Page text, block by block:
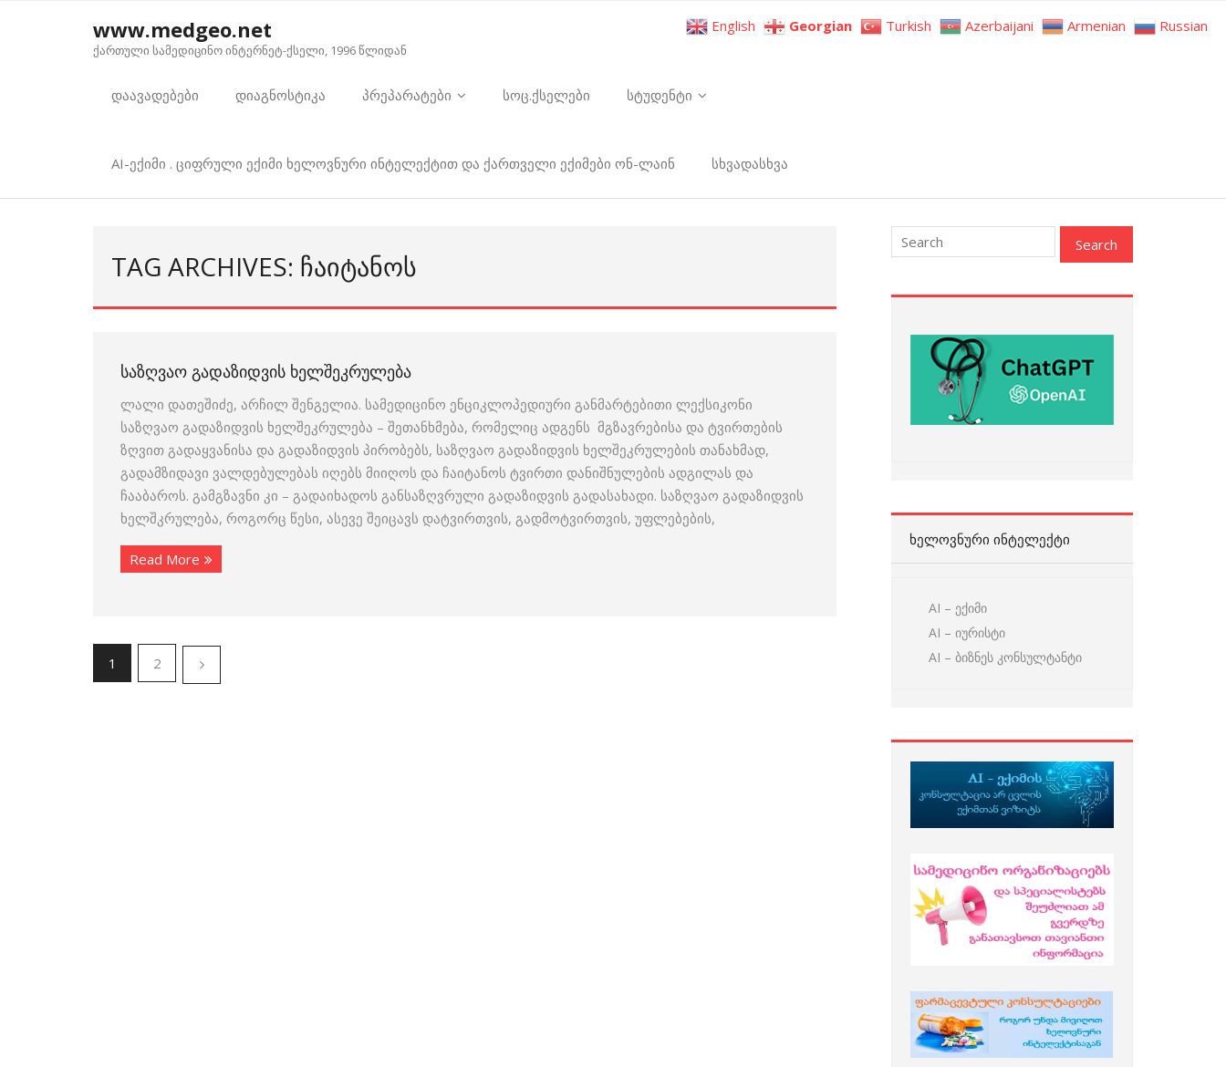
www.medgeo.net
ქართული სამედიცინო ინტერნეტ-ქსელი, 1996 წლიდან
დაავადებები დიაგნოსტიკა პრეპარატები სოც.ქსელები სტუდენტი
AI-ექიმი . ციფრული ექიმი ხელოვნური ინტელექტით და ქართველი ექიმები ონ-ლაინ სხვადასხვა
TAG ARCHIVES: ᲩᲐᲘᲢᲐᲜᲝᲡ
ᲡᲐᲖᲦᲕᲐᲝ ᲒᲐᲓᲐᲖᲘᲓᲕᲘᲡ ᲮᲔᲚᲨᲔᲙᲠᲣᲚᲔᲑᲐ
ლალი დათეშიძე, არჩილ შენგელია. სამედიცინო ენციკლოპედიური განმარტებითი ლექსიკონი
საზღვაო გადაზიდვის ხელშეკრულება – შეთანხმება, რომელიც ადგენს მგზავრებისა და ტვირთების
ზღვით გადაყვანისა და გადაზიდვის პირობებს, საზღვაო გადაზიდვის ხელშეკრულების თანახმად,
გადამზიდავი ვალდებულებას იღებს მიიღოს და ჩაიტანოს ტვირთი დანიშნულების ადგილას და
ჩააბაროს. გამგზავნი კი – გადაიხადოს განსაზღვრული გადაზიდვის გადასახადი. საზღვაო გადაზიდვის
ხელშკრულება, როგორც წესი, ასევე შეიცავს დატვირთვის, გადმოტვირთვის, უფლებების,
Read More
1 2
ᲮᲔᲚᲝᲕᲜᲣᲠᲘ ᲘᲜᲢᲔᲚᲔᲥᲢᲘ
AI – ექიმი
AI – იურისტი
AI – ბიზნეს კონსულტანტი
English Georgian Turkish Azerbaijani Armenian Russian